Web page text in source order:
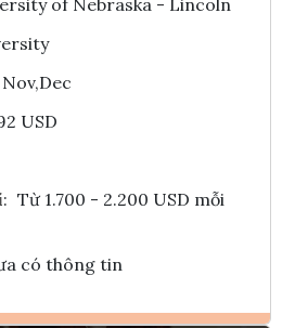
Nov,Dec
USD
: Từ 1.700 - 2.200 USD mỗi
có thông tin